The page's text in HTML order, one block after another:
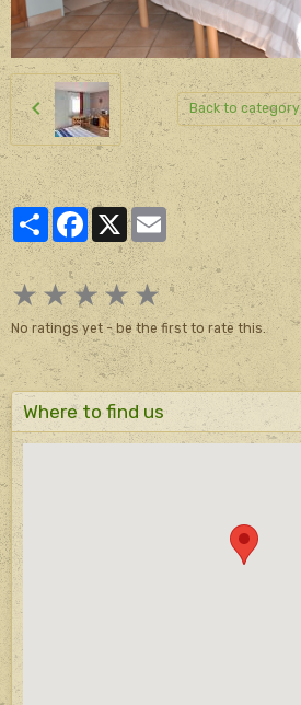
Back to category
PartagerFacebook
X Email
★★★★★
No ratings yet - be the first to rate this.
Where to find us